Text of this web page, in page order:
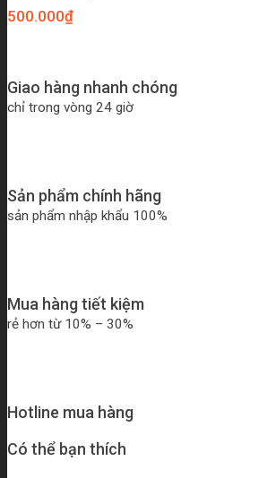
500.000₫
Giao hàng nhanh chóng
chỉ trong vòng 24 giờ
Sản phẩm chính hãng
sản phẩm nhập khẩu 100%
Mua hàng tiết kiệm
rẻ hơn từ 10% – 30%
Hotline mua hàng
Có thể bạn thích